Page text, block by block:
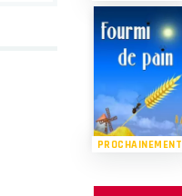
PROCHAINEMENT